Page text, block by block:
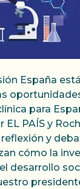
España
para
EL PAÍS y
y
cómo la
desarrollo